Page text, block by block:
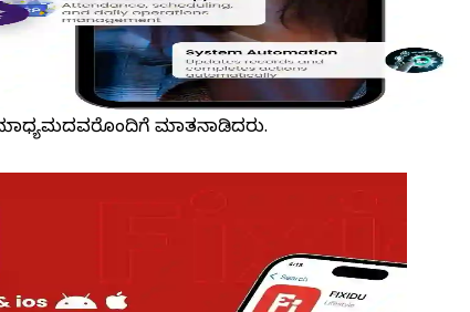
ಮಾಧ್ಯಮದವರೊಂದಿಗೆ ಮಾತನಾಡಿದರು.